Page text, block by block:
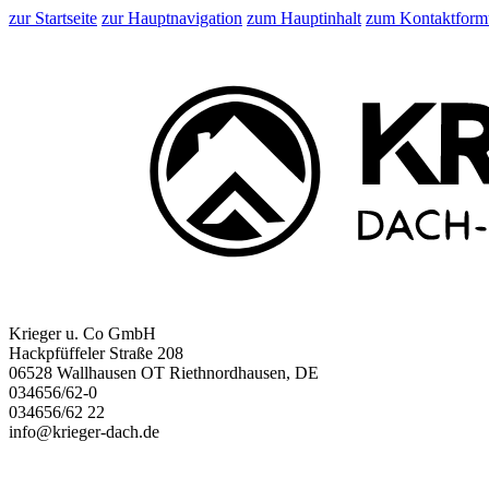
zur Startseite zur Hauptnavigation zum Hauptinhalt zum
Krieger u. Co GmbH
Hackpfüffeler Straße 208
06528 Wallhausen OT Riethnordhausen, DE
034656/62-0
034656/62 22
info@krieger-dach.de